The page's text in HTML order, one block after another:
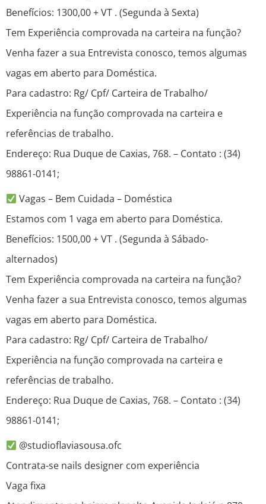
Benefícios: 1300,00 + VT . (Segunda à Sexta)
Tem Experiência comprovada na carteira na função?
Venha fazer a sua Entrevista conosco, temos algumas
vagas em aberto para Doméstica.
Para cadastro: Rg/ Cpf/ Carteira de Trabalho/
Experiência na função comprovada na carteira e
referências de trabalho.
Endereço: Rua Duque de Caxias, 768. – Contato : (34)
98861-0141;
Vagas – Bem Cuidada – Doméstica
Estamos com 1 vaga em aberto para Doméstica.
Benefícios: 1500,00 + VT . (Segunda à Sábado-
alternados)
Tem Experiência comprovada na carteira na função?
Venha fazer a sua Entrevista conosco, temos algumas
vagas em aberto para Doméstica.
Para cadastro: Rg/ Cpf/ Carteira de Trabalho/
Experiência na função comprovada na carteira e
referências de trabalho.
Endereço: Rua Duque de Caxias, 768. – Contato : (34)
98861-0141;
@studioflaviasousa.ofc
Contrata-se nails designer com experiência
Vaga fixa